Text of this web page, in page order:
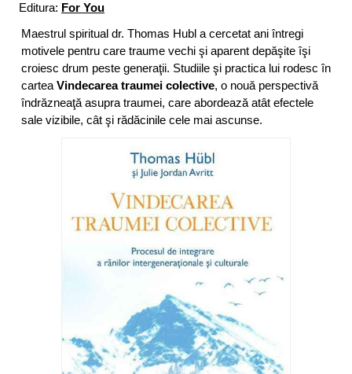
Editura: For You
Maestrul spiritual dr. Thomas Hubl a cercetat ani întregi
motivele pentru care traume vechi şi aparent depăşite îşi
croiesc drum peste generaţii. Studiile şi practica lui rodesc în
cartea Vindecarea traumei colective, o nouă perspectivă
îndrăzneaţă asupra traumei, care abordează atât efectele
sale vizibile, cât şi rădăcinile cele mai ascunse.